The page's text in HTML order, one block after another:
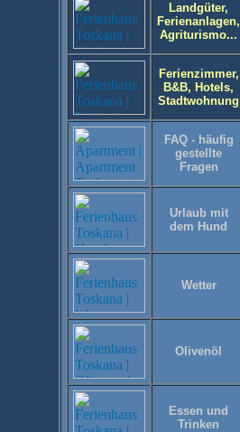
Landgüter,
Ferienanlagen,
Agriturismo...
Ferienzimmer,
B&B, Hotels,
Stadtwohnung
FAQ - häufig
gestellte
Fragen
Urlaub mit
dem Hund
Wetter
Olivenöl
Essen und
Trinken